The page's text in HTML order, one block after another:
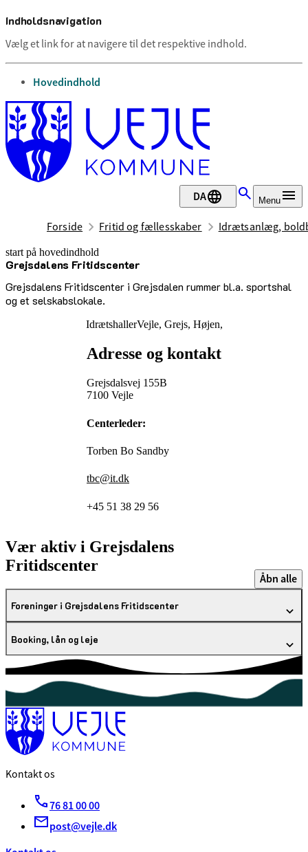
Indholdsnavigation
Vælg et link for at navigere til det respektive indhold.
gå til
Hovedindhold
DA Menu
Forside Fritid og fællesskaber Idrætsanlæg,
start på hovedindhold
Grejsdalens Fritidscenter
Grejsdalens Fritidscenter i Grejsdalen rummer bl.a. sportshal
og et selskabslokale.
senest opdateret 17. februar 2026
IdrætshallerVejle, Grejs, Højen,
Adresse og kontakt
Grejsdalsvej 155B
7100 Vejle
Centerleder:
Torben Bo Sandby
tbc@it.dk
+45 51 38 29 56
Vær aktiv i Grejsdalens
Fritidscenter
Åbn alle
Foreninger i Grejsdalens Fritidscenter
Booking, lån og leje
Kontakt os
76 81 00 00
post@vejle.dk